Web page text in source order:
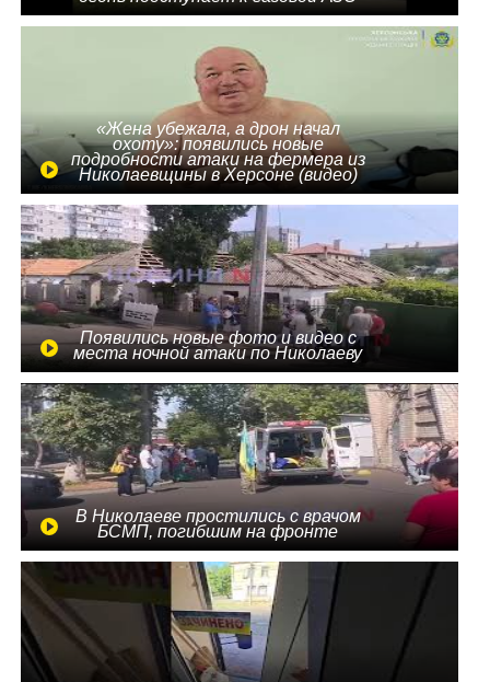
«Жена убежала, а дрон начал
охоту»: появились новые
подробности атаки на фермера из
Николаевщины в Херсоне (видео)
Появились новые фото и видео с
места ночной атаки по Николаеву
В Николаеве простились с врачом
БСМП, погибшим на фронте